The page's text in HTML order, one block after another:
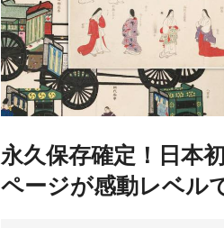
永久保存確定！日本
ページが感動レベル